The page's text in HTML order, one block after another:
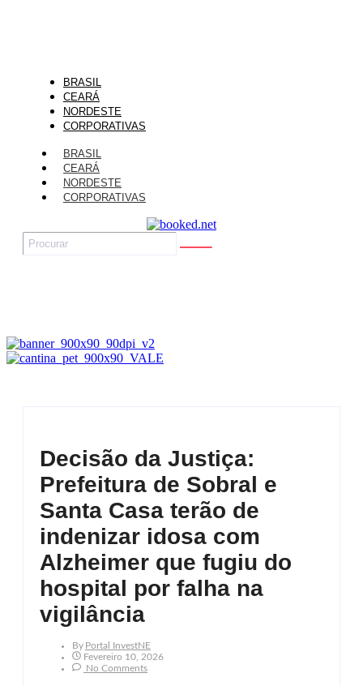
BRASIL
CEARÁ
NORDESTE
CORPORATIVAS
BRASIL
CEARÁ
NORDESTE
CORPORATIVAS
Decisão da Justiça:
Prefeitura de Sobral e
Santa Casa terão de
indenizar idosa com
Alzheimer que fugiu do
hospital por falha na
vigilância
By Portal InvestNE
Fevereiro 10, 2026
No Comments